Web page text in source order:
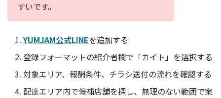
すいです。
YUMJAM公式LINEを追加する
登録フォーマットの紹介者欄で「カイト」を選択する
対象エリア、報酬条件、チラシ送付の流れを確認する
配達エリア内で候補店舗を探し、無理のない範囲で案